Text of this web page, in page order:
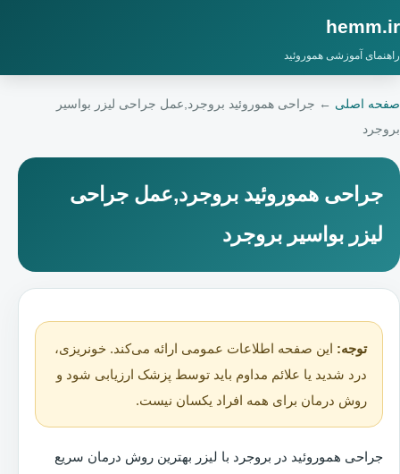
hemm.ir
راهنمای آموزشی هموروئید
صفحه اصلی ← جراحی هموروئید بروجرد,عمل جراحی لیزر بواسیر
بروجرد
جراحی هموروئید بروجرد,عمل جراحی
لیزر بواسیر بروجرد
توجه: این صفحه اطلاعات عمومی ارائه می‌کند. خونریزی،
درد شدید یا علائم مداوم باید توسط پزشک ارزیابی شود و
روش درمان برای همه افراد یکسان نیست.
جراحی هموروئید در بروجرد با لیزر بهترین روش درمان سریع